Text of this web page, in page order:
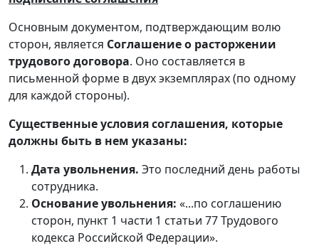
Основным документом, подтверждающим волю
сторон, является Соглашение о расторжении
трудового договора. Оно составляется в
письменной форме в двух экземплярах (по одному
для каждой стороны).
Существенные условия соглашения, которые
должны быть в нем указаны:
Дата увольнения. Это последний день работы
сотрудника.
Основание увольнения: «...по соглашению
сторон, пункт 1 части 1 статьи 77 Трудового
кодекса Российской Федерации».